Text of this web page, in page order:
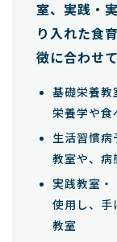
室、実践・
り入れた食
徴に合わせ
基礎栄養教
栄養学や食
生活習慣病
教室や、病
実践教室・
使用し、手
教室